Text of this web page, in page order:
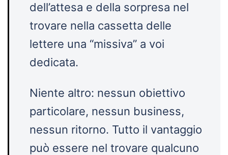
dell’attesa e della sorpresa nel
trovare nella cassetta delle
lettere una “missiva” a voi
dedicata.
Niente altro: nessun obiettivo
particolare, nessun business,
nessun ritorno. Tutto il vantaggio
può essere nel trovare qualcuno